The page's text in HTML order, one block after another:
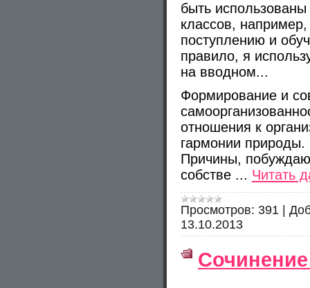
быть
классов, например,
поступлению и
правило, я
на вводном...
Формирование и
отношения к
гармонии
Причины,
собстве ... Читать
Просмотров: 391 |
13.10.2013